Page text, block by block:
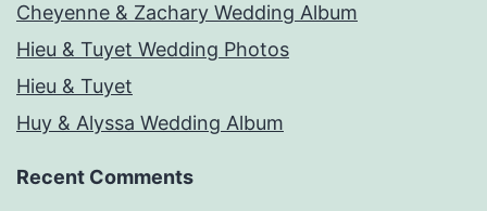
Cheyenne & Zachary Wedding Album
Hieu & Tuyet Wedding Photos
Hieu & Tuyet
Huy & Alyssa Wedding Album
Recent Comments